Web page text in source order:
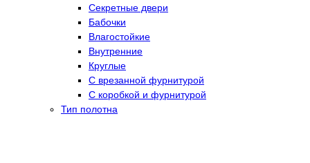
Секретные двери
Бабочки
Влагостойкие
Внутренние
Круглые
С врезанной фурнитурой
С коробкой и фурнитурой
Тип полотна